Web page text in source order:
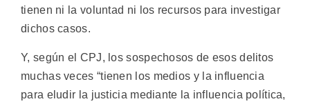
tienen ni la voluntad ni los recursos para investigar
dichos casos.
Y, según el CPJ, los sospechosos de esos delitos
muchas veces “tienen los medios y la influencia
para eludir la justicia mediante la influencia política,